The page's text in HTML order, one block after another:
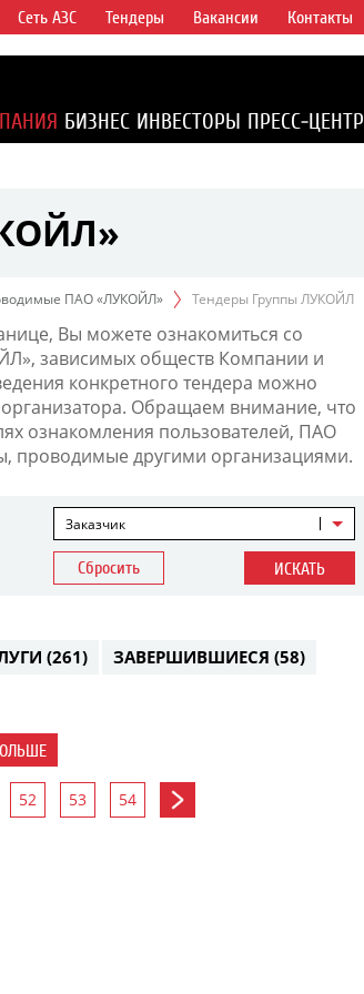
Сеть АЗС Тендеры Вакансии Контакты
БИЗНЕС ИНВЕСТОРЫ ПРЕСС-ЦЕНТР
ПАО «ЛУКОЙЛ» Тендеры Группы ЛУКОЙЛ
Вы можете ознакомиться со
зависимых обществ Компании и
конкретного тендера можно
Обращаем внимание, что
ознакомления пользователей, ПАО
проводимые другими организациями.
Заказчик
Сбросить ИСКАТЬ
(261) ЗАВЕРШИВШИЕСЯ (58)
52 53 54